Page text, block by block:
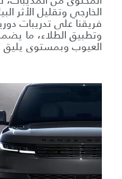
الخارجي وتقليل الأثر
فريقنا على تدريبات
وتطبيق الطلاء، ما
العيوب وبمستوى يليق